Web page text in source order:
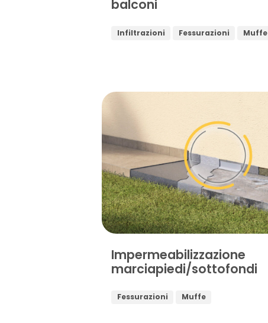
balconi
Infiltrazioni Fessurazioni Muffe
Impermeabilizzazione
marciapiedi/sottofondi
Fessurazioni Muffe